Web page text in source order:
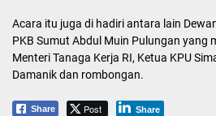
Acara itu juga di hadiri antara lain
PKB Sumut Abdul Muin Pulungan yang
Menteri Tanaga Kerja RI, Ketua KPU
Damanik dan rombongan.
Share Post Share